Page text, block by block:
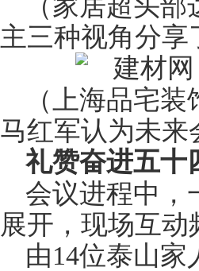
（家居超头
主三种视角分
（上海品宅
马红军认为未来
礼赞奋进五十
会议进程中，
展开，现场互
由14位泰山家